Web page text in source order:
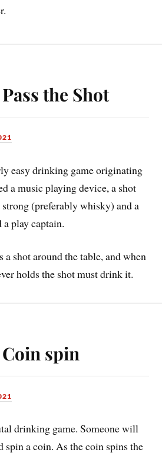
the Shot
easy drinking game originating
a music playing device, a shot
(preferably whisky) and a
play captain.
a shot around the table, and when
holds the shot must drink it.
spin
drinking game. Someone will
spin a coin. As the coin spins the